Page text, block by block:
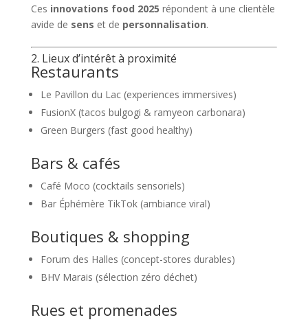
Ces innovations food 2025 répondent à une clientèle
avide de sens et de personnalisation.
2. Lieux d’intérêt à proximité
Restaurants
Le Pavillon du Lac (experiences immersives)
FusionX (tacos bulgogi & ramyeon carbonara)
Green Burgers (fast good healthy)
Bars & cafés
Café Moco (cocktails sensoriels)
Bar Éphémère TikTok (ambiance viral)
Boutiques & shopping
Forum des Halles (concept-stores durables)
BHV Marais (sélection zéro déchet)
Rues et promenades